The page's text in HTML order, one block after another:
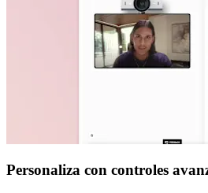
Personaliza con controles